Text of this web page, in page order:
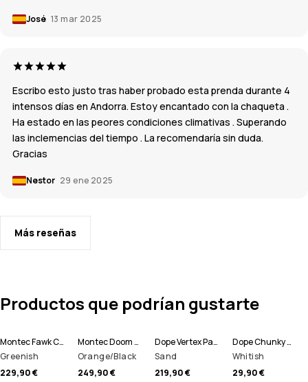
José 13 mar 2025
Escribo esto justo tras haber probado esta prenda durante 4
intensos días en Andorra. Estoy encantado con la chaqueta .
Ha estado en las peores condiciones climativas . Superando
las inclemencias del tiempo . La recomendaría sin duda.
Gracias
Nestor 29 ene 2025
Más reseñas
Productos que podrían gustarte
Montec Fawk Chaqueta Snowboard Hombre
Greenish
229,90 €
Montec Doom Chaqueta Snowboard Hombre
Orange/Black
249,90 €
Dope Vertex Pantalones Snowboard Hombre
Sand
219,90 €
Dope Chunky Gorro
Whitish
29,90 €